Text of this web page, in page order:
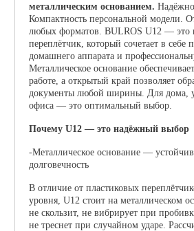
металлическим основанием.
Компактность персональной модели.
любых форматов. BULROS U12 — это
переплётчик, который сочетает в себе
домашнего аппарата и
Металлическое основание
работе, а открытый край позволяет
документы любой ширины. Для дома,
офиса — это оптимальный выбор.
Почему U12 — это надёжный выбор
-Металлическое основание —
долговечность
В отличие от пластиковых
уровня, U12 стоит на металлическом
не скользит, не вибрирует при
не треснет при случайном ударе.